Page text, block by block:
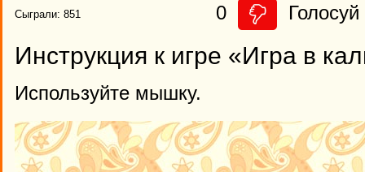
Сыграли: 851 0 Голосуй
Инструкция к игре «Игра в
Используйте мышку.